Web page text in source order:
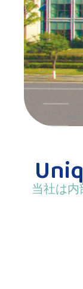
当社は